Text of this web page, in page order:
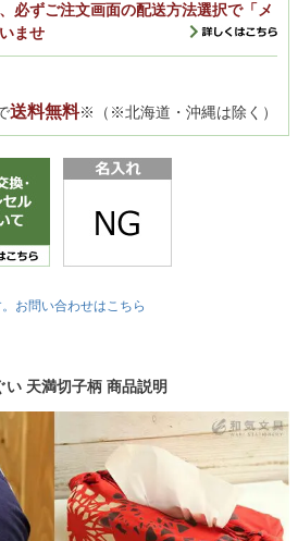
必ずご注文画面の配送方法選択で「メ
ませ
送料無料※（※北海道・沖縄は除く）
お問い合わせはこちら
天満切子柄 商品説明